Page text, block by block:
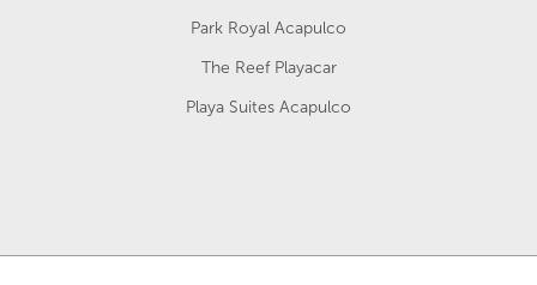
Park Royal Acapulco
The Reef Playacar
Playa Suites Acapulco